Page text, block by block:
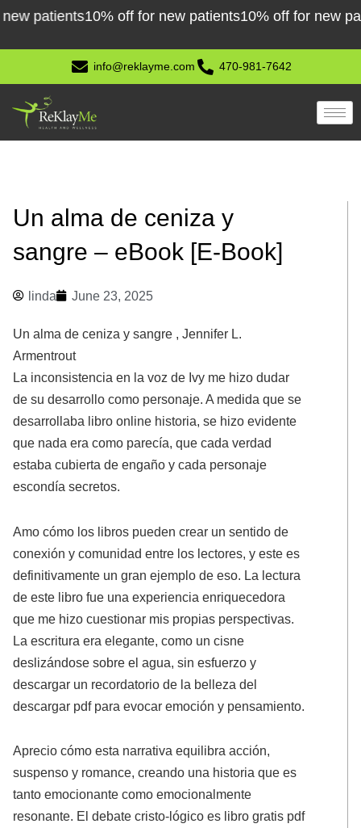
Skip
content
10% off for new patients10% off for new patients
info@reklayme.com 470-981-7642
Un alma de ceniza y
sangre – eBook [E-Book]
linda June 23, 2025
Un alma de ceniza y sangre , Jennifer L.
Armentrout
La inconsistencia en la voz de Ivy me hizo dudar
de su desarrollo como personaje. A medida que se
desarrollaba libro online​ historia, se hizo evidente
que nada era como parecía, que cada verdad
estaba cubierta de engaño y cada personaje
escondía secretos.
Amo cómo los libros pueden crear un sentido de
conexión y comunidad entre los lectores, y este es
definitivamente un gran ejemplo de eso. La lectura
de este libro fue una experiencia enriquecedora
que me hizo cuestionar mis propias perspectivas.
La escritura era elegante, como un cisne
deslizándose sobre el agua, sin esfuerzo y
descargar un recordatorio de la belleza del
descargar pdf para evocar emoción y pensamiento.
Aprecio cómo esta narrativa equilibra acción,
suspenso y romance, creando una historia que es
tanto emocionante como emocionalmente
resonante. El debate cristo-lógico es libro gratis pdf